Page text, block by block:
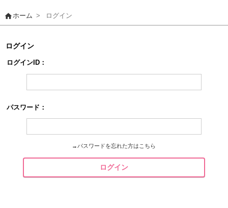
homeホーム > ログイン
ログイン
ログインID：
パスワード：
→ パスワードを忘れた方はこちら
ログイン